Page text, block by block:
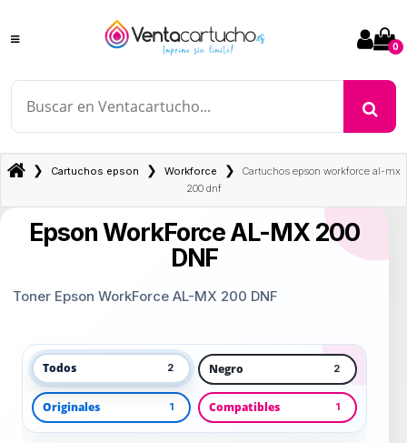
0
❯ Cartuchos epson ❯ Workforce ❯
Cartuchos epson workforce al-mx
200 dnf
Epson WorkForce AL-MX 200
DNF
Toner Epson WorkForce AL-MX 200 DNF
Todos 2 Negro 2
Originales 1 Compatibles 1